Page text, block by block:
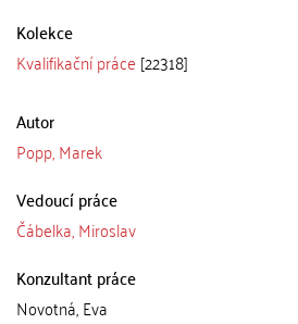
Kolekce
Kvalifikační práce [22318]
Autor
Popp, Marek
Vedoucí práce
Čábelka, Miroslav
Konzultant práce
Novotná, Eva